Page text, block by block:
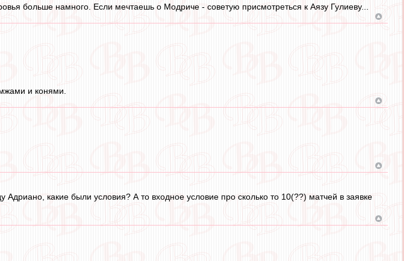
больше намного. Если мечтаешь о Модриче - советую присмотреться к Аязу Гулиеву...
и конями.
какие были условия? А то входное условие про сколько то 10(??) матчей в заявке